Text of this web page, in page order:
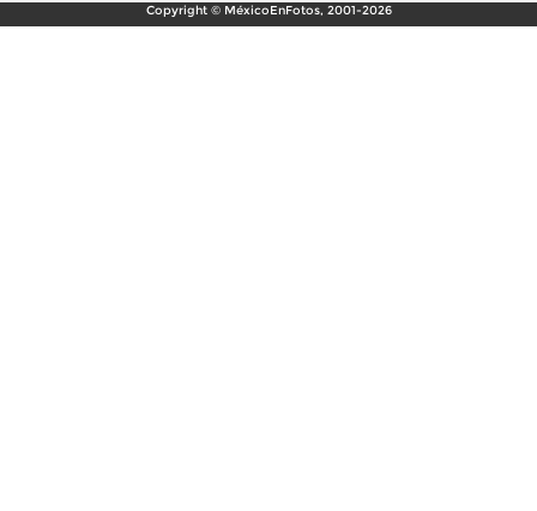
Copyright © MéxicoEnFotos, 2001-2026